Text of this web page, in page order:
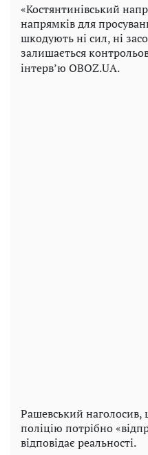
«Костянтинівський
напрямків для
шкодують ні сил, ні
залишається
інтерв’ю OBOZ.UA.
Рашевський
поліцію потрібно
відповідає реальності.